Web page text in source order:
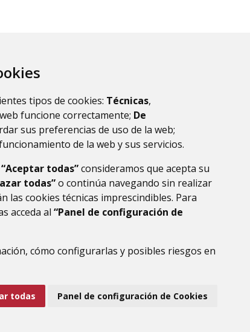
tipos de cookies: Técnicas,
funcione correctamente; De
sus preferencias de uso de la web;
de la web y sus servicios.
“Aceptar todas”consideramos que acepta su
todas”o continúa navegando sin realizar
las cookies técnicas imprescindibles. Para
acceda al “Panel de configuración de
cómo configurarlas y posibles riesgos en
todas Panel de configuración de Cookies
ACCESIBILIDAD POLÍTICA DE COOKIES